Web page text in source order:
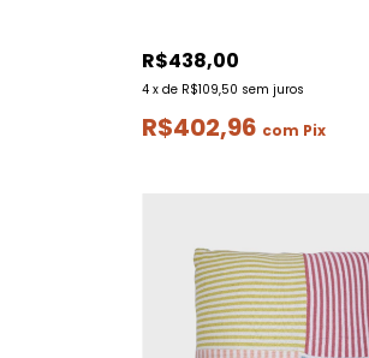
R$438,00
4 x de R$109,50 sem juros
R$402,96 com Pix